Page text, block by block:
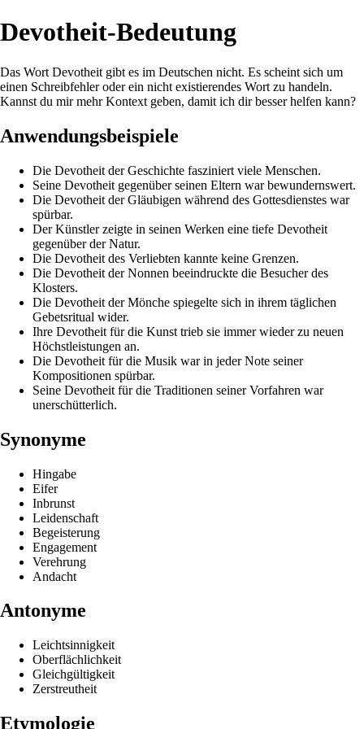
Devotheit-Bedeutung
Das Wort Devotheit gibt es im Deutschen nicht. Es scheint sich um
einen Schreibfehler oder ein nicht existierendes Wort zu handeln.
Kannst du mir mehr Kontext geben, damit ich dir besser helfen kann?
Anwendungsbeispiele
Die Devotheit der Geschichte fasziniert viele Menschen.
Seine Devotheit gegenüber seinen Eltern war bewundernswert.
Die Devotheit der Gläubigen während des Gottesdienstes war
spürbar.
Der Künstler zeigte in seinen Werken eine tiefe Devotheit
gegenüber der Natur.
Die Devotheit des Verliebten kannte keine Grenzen.
Die Devotheit der Nonnen beeindruckte die Besucher des
Klosters.
Die Devotheit der Mönche spiegelte sich in ihrem täglichen
Gebetsritual wider.
Ihre Devotheit für die Kunst trieb sie immer wieder zu neuen
Höchstleistungen an.
Die Devotheit für die Musik war in jeder Note seiner
Kompositionen spürbar.
Seine Devotheit für die Traditionen seiner Vorfahren war
unerschütterlich.
Synonyme
Hingabe
Eifer
Inbrunst
Leidenschaft
Begeisterung
Engagement
Verehrung
Andacht
Antonyme
Leichtsinnigkeit
Oberflächlichkeit
Gleichgültigkeit
Zerstreutheit
Etymologie